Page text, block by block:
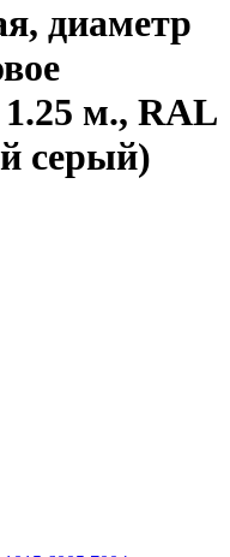
диаметр
м., RAL
серый)